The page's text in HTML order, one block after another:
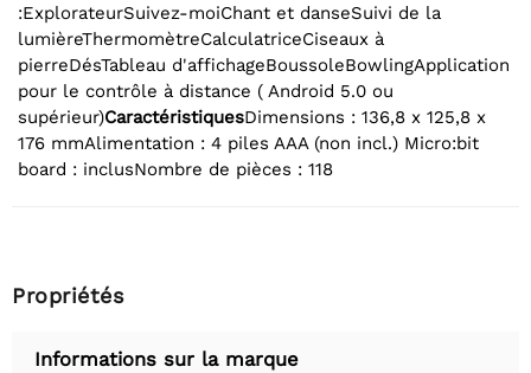
:ExplorateurSuivez-moiChant et danseSuivi de la
lumièreThermomètreCalculatriceCiseaux à
pierreDésTableau d'affichageBoussoleBowlingApplication
pour le contrôle à distance ( Android 5.0 ou
supérieur)CaractéristiquesDimensions : 136,8 x 125,8 x
176 mmAlimentation : 4 piles AAA (non incl.) Micro:bit
board : inclusNombre de pièces : 118
Propriétés
Informations sur la marque